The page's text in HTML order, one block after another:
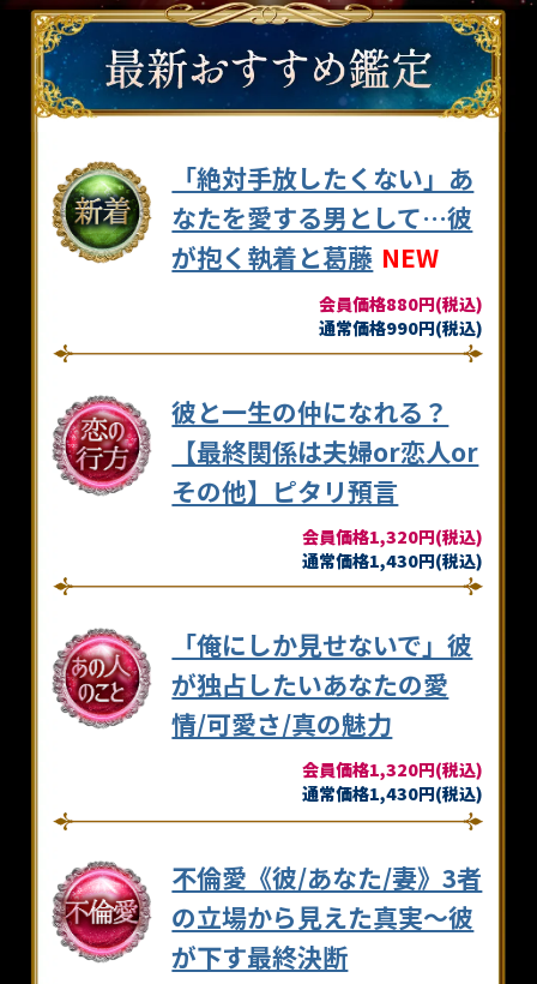
「絶対手放したくない」あ
なたを愛する男として…彼
が抱く執着と葛藤 NEW
会員価格880円(税込)
通常価格990円(税込)
彼と一生の仲になれる？
【最終関係は夫婦or恋人or
その他】ピタリ預言
会員価格1,320円(税込)
通常価格1,430円(税込)
「俺にしか見せないで」彼
が独占したいあなたの愛
情/可愛さ/真の魅力
会員価格1,320円(税込)
通常価格1,430円(税込)
不倫愛《彼/あなた/妻》3者
の立場から見えた真実～彼
が下す最終決断